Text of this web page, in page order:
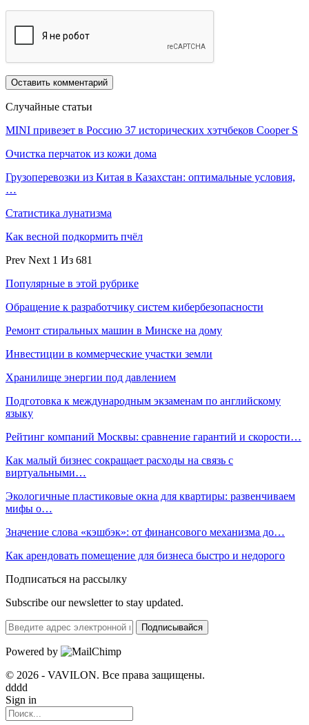
Случайные статьи
MINI привезет в Россию 37 исторических хэтчбеков Cooper S
Очистка перчаток из кожи дома
Грузоперевозки из Китая в Казахстан: оптимальные условия,
…
Статистика лунатизма
Как весной подкормить пчёл
Prev Next 1 Из 681
Популярные в этой рубрике
Обращение к разработчику систем кибербезопасности
Ремонт стиральных машин в Минске на дому
Инвестиции в коммерческие участки земли
Хранилище энергии под давлением
Подготовка к международным экзаменам по английскому
языку
Рейтинг компаний Москвы: сравнение гарантий и скорости…
Как малый бизнес сокращает расходы на связь с
виртуальными…
Экологичные пластиковые окна для квартиры: развенчиваем
мифы о…
Значение слова «кэшбэк»: от финансового механизма до…
Как арендовать помещение для бизнеса быстро и недорого
Подписаться на рассылку
Subscribe our newsletter to stay updated.
Подписывайся
Powered by
© 2026 - VAVILON. Все права защищены.
dddd
Sign in